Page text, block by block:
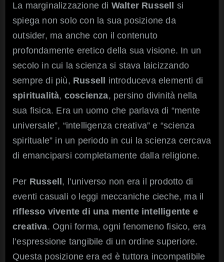
La marginalizzazione di Walter Russell
si
spiega non solo con la sua posizione da
outsider, ma anche con il contenuto
profondamente eretico della sua visione. In un
secolo in cui la scienza si stava laicizzando
sempre di più, Russell
introduceva elementi di
spiritualità, coscienza, persino divinità nella
sua fisica. Era un uomo che parlava di “mente
universale”, “intelligenza creativa” e “scienza
spirituale” in un periodo in cui la scienza cercava
di emanciparsi completamente dalla religione.
Per Russell, l’universo non era il prodotto di
eventi casuali o leggi meccaniche cieche, ma il
riflesso vivente di una mente intelligente e
creativa. Ogni forma, ogni fenomeno fisico, era
l’espressione tangibile di un ordine superiore.
Questa posizione era ed è tuttora incompatibile